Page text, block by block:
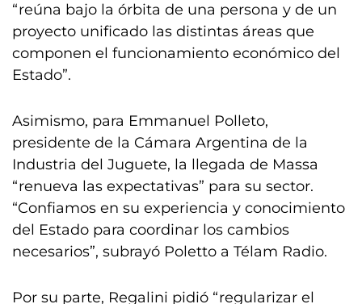
“reúna bajo la órbita de una persona y de un
proyecto unificado las distintas áreas que
componen el funcionamiento económico del
Estado”.
Asimismo, para Emmanuel Polleto,
presidente de la Cámara Argentina de la
Industria del Juguete, la llegada de Massa
“renueva las expectativas” para su sector.
“Confiamos en su experiencia y conocimiento
del Estado para coordinar los cambios
necesarios”, subrayó Poletto a Télam Radio.
Por su parte, Regalini pidió “regularizar el